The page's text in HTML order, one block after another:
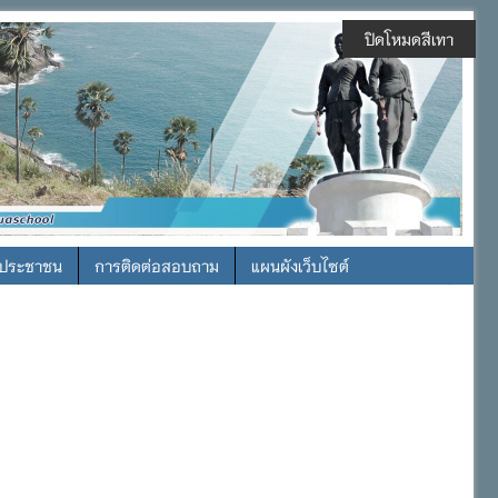
ระชาชน การติดต่อสอบถาม แผนผังเว็บไซต์
ปิดโหมดสีเทา